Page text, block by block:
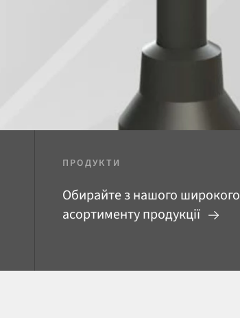
ПРОДУКТИ
Обирайте з нашого широкого
асортименту продукції